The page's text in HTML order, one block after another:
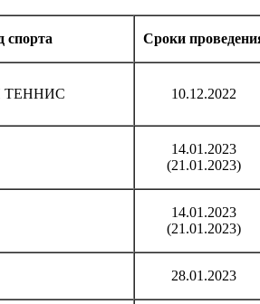
спорта Сроки
ТЕННИС 10.12.2022
14.01.2023
(21.01.2023)
14.01.2023
(21.01.2023)
28.01.2023